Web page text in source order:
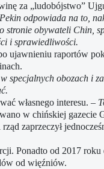
za „ludobójstwo”
odpowiada na to,
stronie obywateli Chin,
i sprawiedliwości.
ujawnieniu raportów
obozach i
własnego interesu. –
w chińskiej gazecie
zaprzeczył
Ponadto od 2017
od więźniów.